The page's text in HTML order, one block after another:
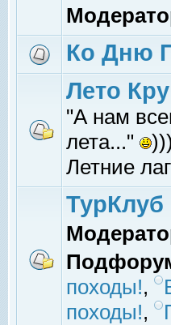
Ко Дню
Лето
"А нам
лета..."
)))
Летние
ТурКлуб
походы!,
походы!,